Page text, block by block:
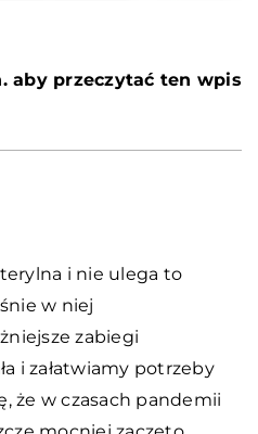
aby przeczytać ten wpis
i nie ulega to
w niej
zabiegi
i załatwiamy potrzeby
że w czasach pandemii